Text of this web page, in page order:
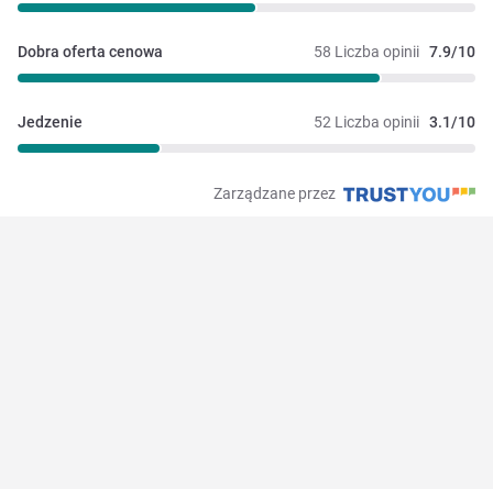
58 Liczba opinii 7.9/10
Dobra oferta cenowa
52 Liczba opinii 3.1/10
Jedzenie
Zarządzane przez